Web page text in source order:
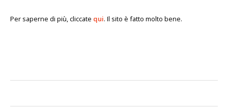
Per saperne di più, cliccate qui. Il sito è fatto molto bene.